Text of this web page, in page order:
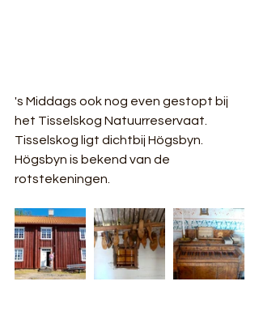
's Middags ook nog even gestopt bij
het Tisselskog Natuurreservaat.
Tisselskog ligt dichtbij Högsbyn.
Högsbyn is bekend van de
rotstekeningen.